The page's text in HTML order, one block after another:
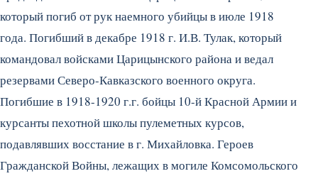
который погиб от рук наемного убийцы в июле 1918
года. Погибший в декабре 1918 г. И.В. Тулак, который
командовал войсками Царицынского района и ведал
резервами Северо-Кавказского военного округа.
Погибшие в 1918-1920 г.г. бойцы 10-й Красной Армии и
курсанты пехотной школы пулеметных курсов,
подавлявших восстание в г. Михайловка. Героев
Гражданской Войны, лежащих в могиле Комсомольского